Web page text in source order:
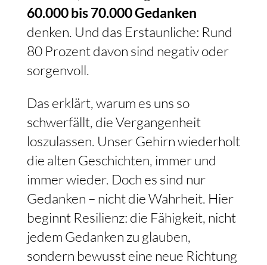
60.000 bis 70.000 Gedanken
denken. Und das Erstaunliche: Rund
80 Prozent davon sind negativ oder
sorgenvoll.
Das erklärt, warum es uns so
schwerfällt, die Vergangenheit
loszulassen. Unser Gehirn wiederholt
die alten Geschichten, immer und
immer wieder. Doch es sind nur
Gedanken – nicht die Wahrheit. Hier
beginnt Resilienz: die Fähigkeit, nicht
jedem Gedanken zu glauben,
sondern bewusst eine neue Richtung